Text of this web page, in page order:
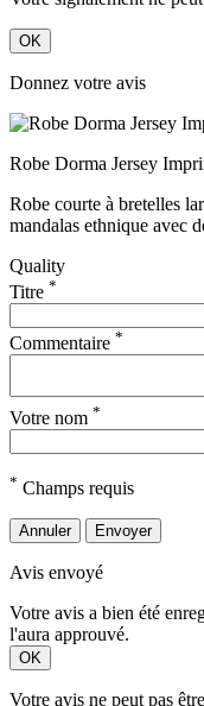
OK
Donnez votre avis
Robe Dorma Jersey
Robe courte à bretelles
mandalas ethnique avec
Quality
Titre *
Commentaire *
Votre nom *
* Champs requis
Annuler Envoyer
Avis envoyé
Votre avis a bien été
l'aura approuvé.
OK
Votre avis ne peut pas